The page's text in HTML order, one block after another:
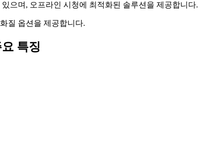
으며, 오프라인 시청에 최적화된 솔루션을 제공합니다.
질 옵션을 제공합니다.
특징